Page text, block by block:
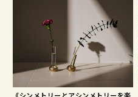
《シンメトリーとアシンメトリーを楽